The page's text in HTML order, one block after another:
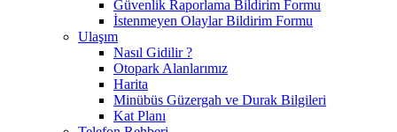
Güvenlik Raporlama Bildirim Formu
İstenmeyen Olaylar Bildirim Formu
Ulaşım
Nasıl Gidilir ?
Otopark Alanlarımız
Harita
Minübüs Güzergah ve Durak Bilgileri
Kat Planı